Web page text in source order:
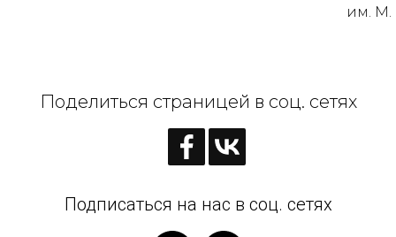
им. М.
Поделиться страницей в соц. сетях
Подписаться на нас в соц. сетях